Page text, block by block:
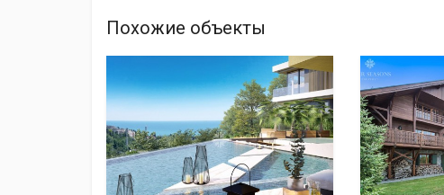
Похожие объекты